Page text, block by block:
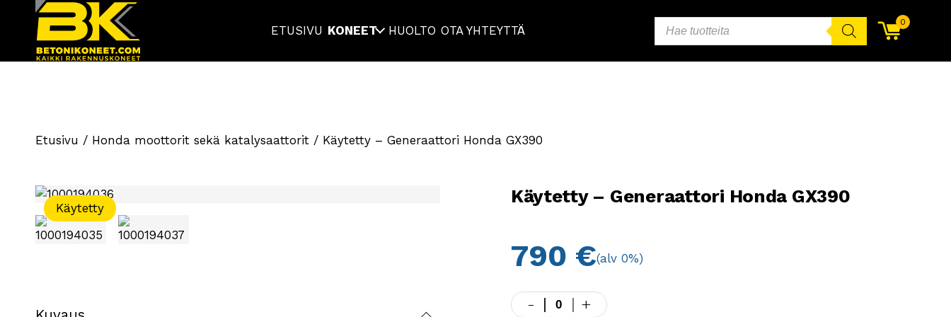
ETUSIVU KONEET HUOLTO OTA YHTEYTTÄ
PRODUCTS
SEARCH
0
Etusivu / Honda moottorit sekä katalysaattorit / Käytetty – Generaattori Honda GX390
Käytetty
Käytetty – Generaattori Honda GX390
790 €(alv 0%)
-
Käytetty
+